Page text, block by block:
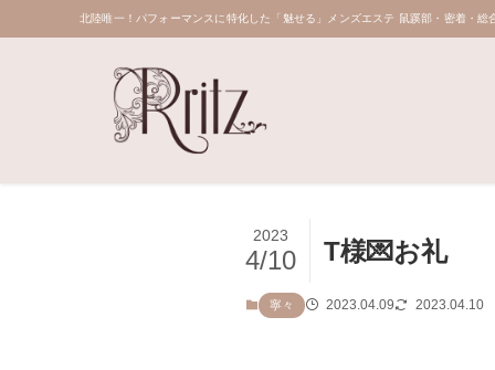
北陸唯一！パフォーマンスに特化した「魅せる」メンズエステ 鼠蹊部・密着・総
T様💌お礼
2023
4/10
寧々 2023.04.09 2023.04.10